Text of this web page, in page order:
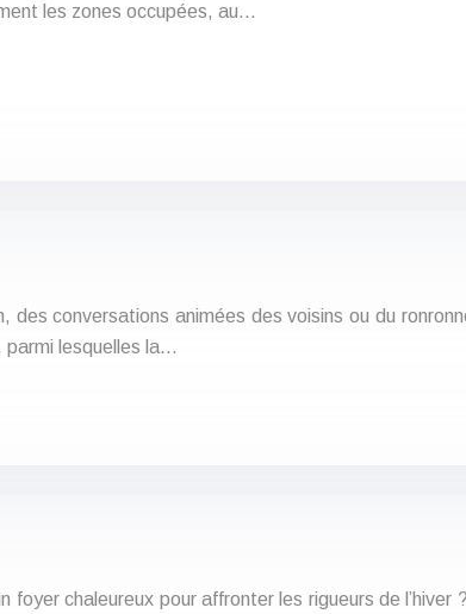
les zones occupées, au…
des conversations animées des voisins ou du
parmi lesquelles la…
foyer chaleureux pour affronter les rigueurs de l’hiver